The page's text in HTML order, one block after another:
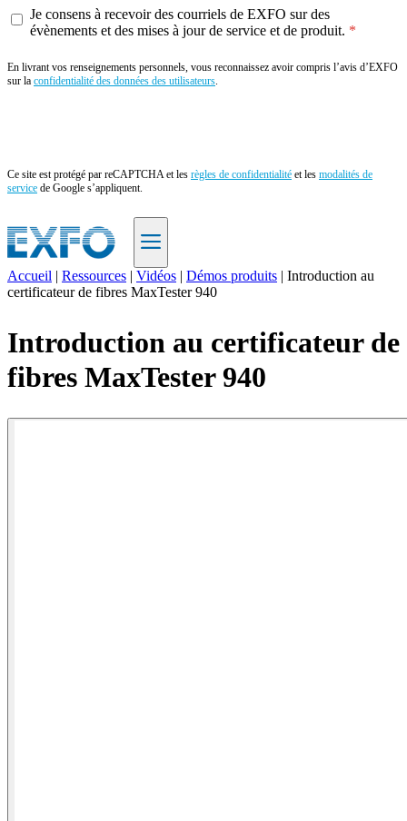
Je consens à recevoir des courriels de EXFO sur des
évènements et des mises à jour de service et de produit.
En livrant vos renseignements personnels, vous reconnaissez avoir compris l’avis d’EXFO
sur la confidentialité des données des utilisateurs.
Ce site est protégé par reCAPTCHA et les règles de confidentialité et les modalités de
service de Google s’appliquent.
FR
Produits
Solutions
Soutien
Services
Accueil | Ressources | Vidéos | Démos produits | Introduction au
certificateur de fibres MaxTester 940
Introduction au certificateur de
fibres MaxTester 940